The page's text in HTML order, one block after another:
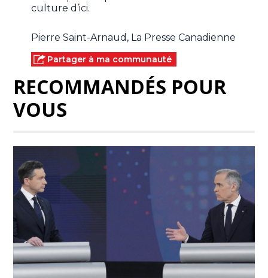
culture d’ici.
Pierre Saint-Arnaud, La Presse Canadienne
Partager à ma communauté
RECOMMANDÉS POUR
VOUS